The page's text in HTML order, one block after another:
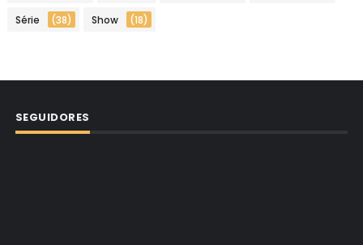
Série (38) Show (18)
SEGUIDORES